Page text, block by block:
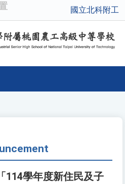
國立北科附工
114學年度新住民及子